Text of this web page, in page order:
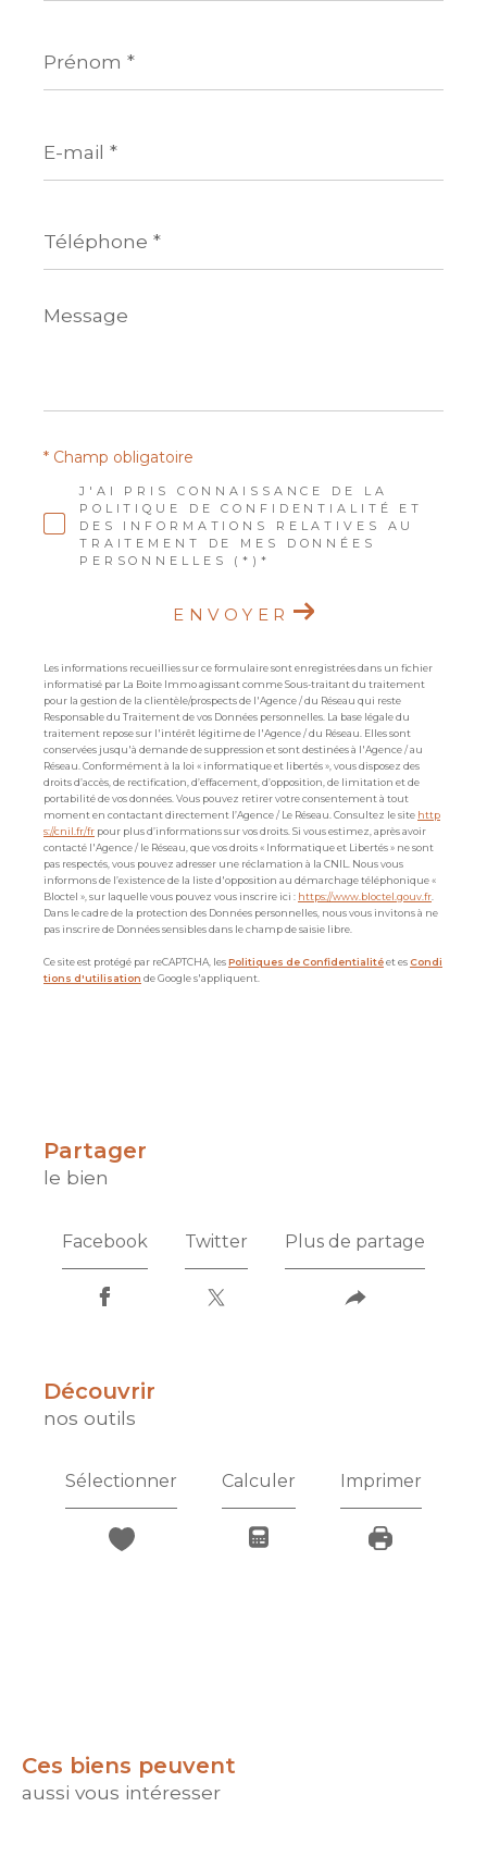
*
mail
*
*
Message
*
J'AI PRIS CONNAISSANCE DE LA
POLITIQUE DE CONFIDENTIALITÉ ET
DES INFORMATIONS RELATIVES AU
TRAITEMENT DE MES DONNÉES
PERSONNELLES (*)*
* Champ obligatoire
ENVOYER
Les informations recueillies sur ce formulaire sont enregistrées dans un fichier
informatisé par La Boite Immo agissant comme Sous-traitant du traitement
pour la gestion de la clientèle/prospects de l'Agence / du Réseau qui reste
Responsable du Traitement de vos Données personnelles. La base légale du
traitement repose sur l'intérêt légitime de l'Agence / du Réseau. Elles sont
conservées jusqu'à demande de suppression et sont destinées à l'Agence / au
Réseau. Conformément à la loi « informatique et libertés », vous disposez des
droits d’accès, de rectification, d’effacement, d’opposition, de limitation et de
portabilité de vos données. Vous pouvez retirer votre consentement à tout
moment en contactant directement l’Agence / Le Réseau. Consultez le site http
s://cnil.fr/fr pour plus d’informations sur vos droits. Si vous estimez, après avoir
contacté l'Agence / le Réseau, que vos droits « Informatique et Libertés » ne sont
pas respectés, vous pouvez adresser une réclamation à la CNIL. Nous vous
informons de l’existence de la liste d'opposition au démarchage téléphonique «
Bloctel », sur laquelle vous pouvez vous inscrire ici : https://www.bloctel.gouv.fr
Dans le cadre de la protection des Données personnelles, nous vous invitons à ne
pas inscrire de Données sensibles dans le champ de saisie libre.
Ce site est protégé par reCAPTCHA, lesPolitiques de Confidentialitéet es Condi
tions d'utilisation de Google s'appliquent.
partager
le bien
Facebook Twitter Plus de partage
découvrir
nos outils
Sélectionner Calculer Imprimer
Ces biens peuvent
aussi vous intéresser